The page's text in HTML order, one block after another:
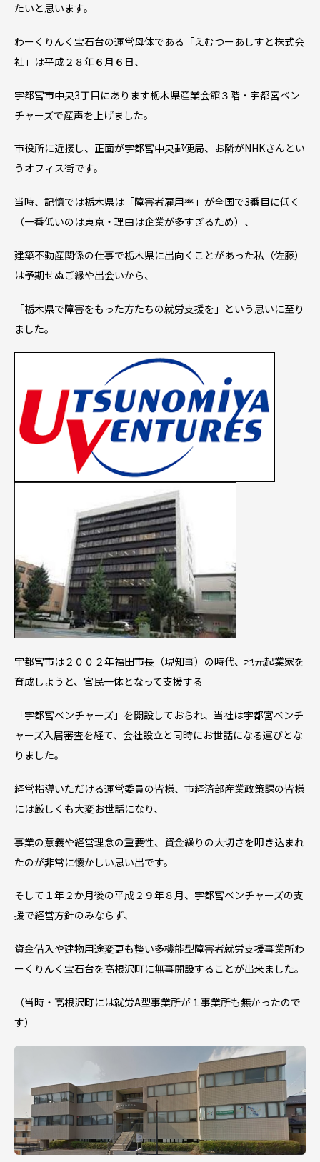
たいと思います。
わーくりんく宝石台の運営母体である「えむつーあしすと株式会
社」は平成２８年６月６日、
宇都宮市中央3丁目にあります栃木県産業会館３階・宇都宮ベン
チャーズで産声を上げました。
市役所に近接し、正面が宇都宮中央郵便局、お隣がNHKさんとい
うオフィス街です。
当時、記憶では栃木県は「障害者雇用率」が全国で3番目に低く
（一番低いのは東京・理由は企業が多すぎるため）、
建築不動産関係の仕事で栃木県に出向くことがあった私（佐藤）
は予期せぬご縁や出会いから、
「栃木県で障害をもった方たちの就労支援を」という思いに至り
ました。
宇都宮市は２００２年福田市長（現知事）の時代、地元起業家を
育成しようと、官民一体となって支援する
「宇都宮ベンチャーズ」を開設しておられ、当社は宇都宮ベンチ
ャーズ入居審査を経て、会社設立と同時にお世話になる運びとな
りました。
経営指導いただける運営委員の皆様、市経済部産業政策課の皆様
には厳しくも大変お世話になり、
事業の意義や経営理念の重要性、資金繰りの大切さを叩き込まれ
たのが非常に懐かしい思い出です。
そして１年２か月後の平成２９年８月、宇都宮ベンチャーズの支
援で経営方針のみならず、
資金借入や建物用途変更も整い多機能型障害者就労支援事業所わ
ーくりんく宝石台を高根沢町に無事開設することが出来ました。
（当時・高根沢町には就労A型事業所が１事業所も無かったので
す）